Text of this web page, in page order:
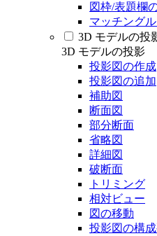
図枠/表題欄
マッチング
3D モデルの投
3D モデルの投影
投影図の作成
投影図の追加
補助図
断面図
部分断面
省略図
詳細図
破断面
トリミング
相対ビュー
図の移動
投影図の構